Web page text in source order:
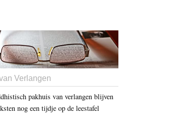
Verlangen
pakhuis van verlangen blijven
nog een tijdje op de leestafel